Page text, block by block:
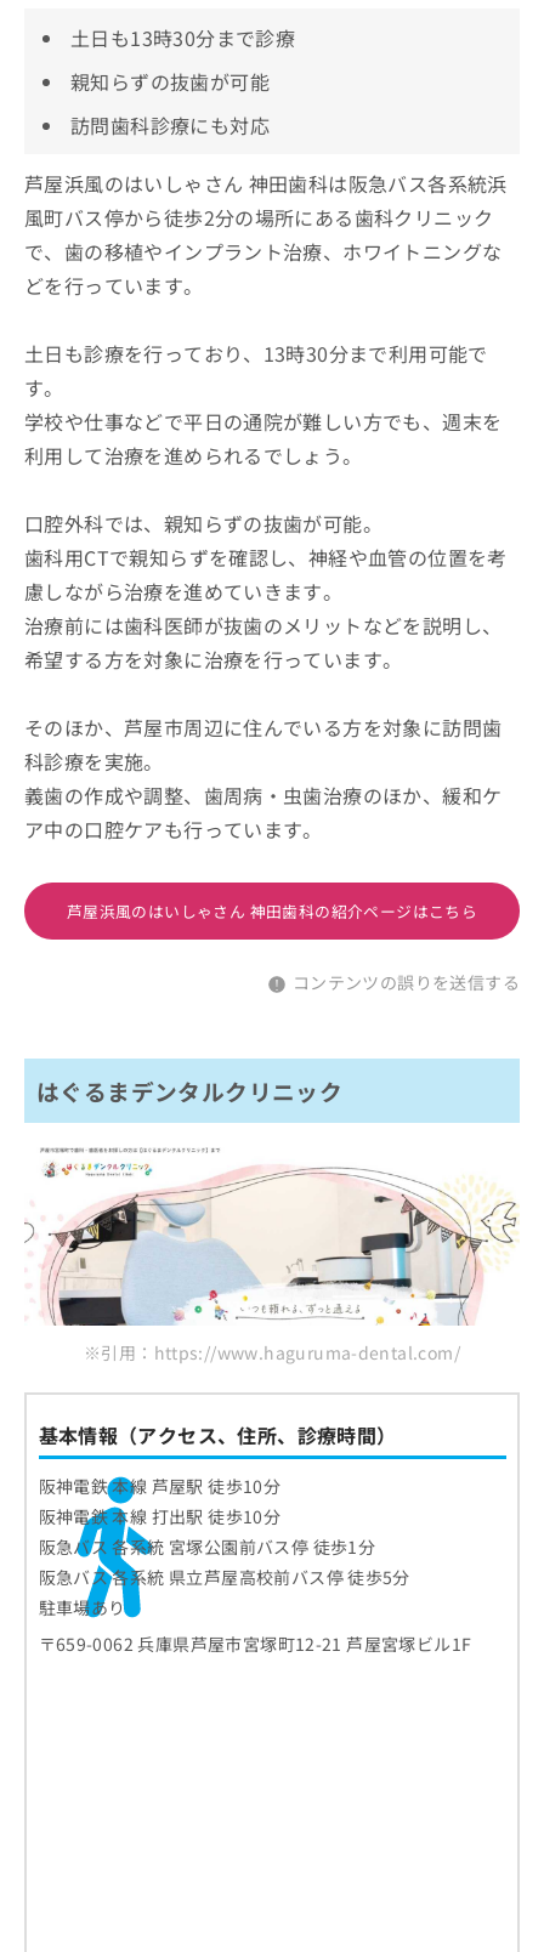
土日も13時30分まで診療
親知らずの抜歯が可能
訪問歯科診療にも対応
芦屋浜風のはいしゃさん 神田歯科は阪急バス各系統浜
風町バス停から徒歩2分の場所にある歯科クリニック
で、歯の移植やインプラント治療、ホワイトニングな
どを行っています。
土日も診療を行っており、13時30分まで利用可能で
す。
学校や仕事などで平日の通院が難しい方でも、週末を
利用して治療を進められるでしょう。
口腔外科では、親知らずの抜歯が可能。
歯科用CTで親知らずを確認し、神経や血管の位置を考
慮しながら治療を進めていきます。
治療前には歯科医師が抜歯のメリットなどを説明し、
希望する方を対象に治療を行っています。
そのほか、芦屋市周辺に住んでいる方を対象に訪問歯
科診療を実施。
義歯の作成や調整、歯周病・虫歯治療のほか、緩和ケ
ア中の口腔ケアも行っています。
芦屋浜風のはいしゃさん 神田歯科の紹介ページはこちら
コンテンツの誤りを送信する
はぐるまデンタルクリニック
※引用：https://www.haguruma-dental.com/
基本情報（アクセス、住所、診療時間）
阪神電鉄 本線 芦屋駅 徒歩10分
阪神電鉄 本線 打出駅 徒歩10分
阪急バス 各系統 宮塚公園前バス停 徒歩1分
阪急バス 各系統 県立芦屋高校前バス停 徒歩5分
駐車場あり
〒659-0062 兵庫県芦屋市宮塚町12-21 芦屋宮塚ビル1F